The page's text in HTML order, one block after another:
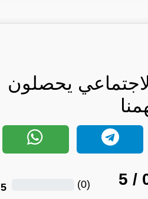
يحصلون
/ 5
5 (
0
)